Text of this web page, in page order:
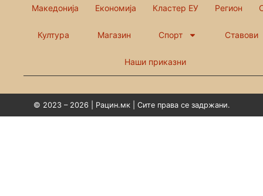
Македонија Економија Кластер ЕУ Регион
Култура Магазин Спорт Ставови
Наши приказни
© 2023 – 2026 | Рацин.мк | Сите права се задржани.